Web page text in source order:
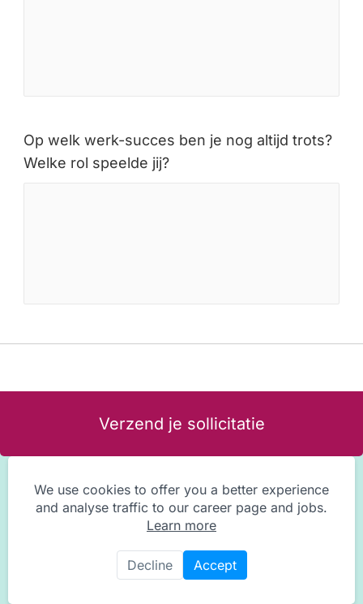
Op welk werk-succes ben je nog altijd trots?
Welke rol speelde jij?
Verzend je sollicitatie
We use cookies to offer you a better experience
and analyse traffic to our career page and jobs.
Learn more
Decline Accept